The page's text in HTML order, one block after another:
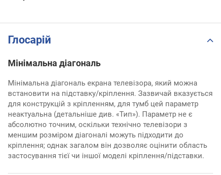
Глосарій
Мінімальна діагональ
Мінімальна діагональ екрана телевізора, який можна
встановити на підставку/кріплення. Зазвичай вказується
для конструкцій з кріпленням, для тумб цей параметр
неактуальна (детальніше див. «Тип»). Параметр не є
абсолютно точним, оскільки технічно телевізори з
меншим розміром діагоналі можуть підходити до
кріплення; однак загалом він дозволяє оцінити область
застосування тієї чи іншої моделі кріплення/підставки.